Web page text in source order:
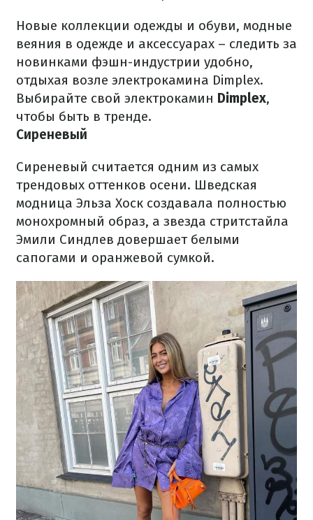
Новые коллекции одежды и обуви, модные
веяния в одежде и аксессуарах – следить за
новинками фэшн-индустрии удобно,
отдыхая возле электрокамина Dimplex.
Выбирайте свой электрокамин Dimplex,
чтобы быть в тренде.
Сиреневый
Сиреневый считается одним из самых
трендовых оттенков осени. Шведская
модница Эльза Хоск создавала полностью
монохромный образ, а звезда стритстайла
Эмили Синдлев довершает белыми
сапогами и оранжевой сумкой.